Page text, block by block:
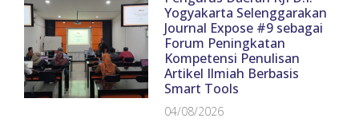
Yogyakarta Selenggarakan
Journal Expose #9 sebagai
Forum Peningkatan
Kompetensi Penulisan
Artikel Ilmiah Berbasis
Smart Tools
04/08/2026